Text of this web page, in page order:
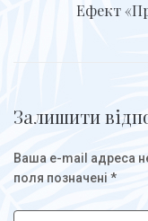
Ефект
Залишити
Ваша e-mail адреса
поля позначені *